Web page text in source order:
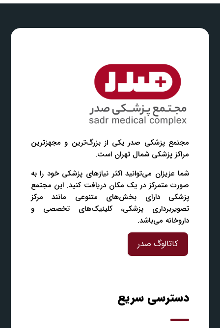
مجتمع پزشکی صدر یکی از بزرگ‌ترین و مجهزترین
مراکز پزشکی شمال تهران است.
شما عزیزان می‌توانید اکثر نیازهای پزشکی خود را به
صورت متمرکز در یک مکان دریافت کنید. این مجتمع
پزشکی دارای بخش‌های متنوعی مانند مرکز
تصویربرداری پزشکی، کلینیک‌های تخصصی و
داروخانه می‌باشد.
کاتالوگ صدر
دسترسی سریع